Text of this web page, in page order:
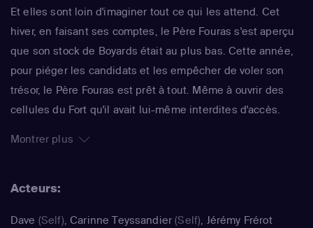
Et elles sont loin d'imaginer tout ce qui les attend. Cet
hiver, en faisant ses comptes, le Père Fouras s'est aperçu
que son stock de Boyards était au plus bas. Cette année,
pour piéger les candidats et les empêcher de voler son
trésor, le Père Fouras est prêt à tout. Même à ouvrir des
cellules du Fort qu'il avait lui-même interdites d'accès.
et promettent bien des surprises aux candidats. Olivier
clés et des indices. Il reste pour eux un guide toujours
Montrer plus
Acteurs:
Dave (Self),Carinne Teyssandier (Self), Jérémy Frérot